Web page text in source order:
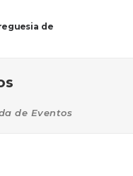
de
de Eventos